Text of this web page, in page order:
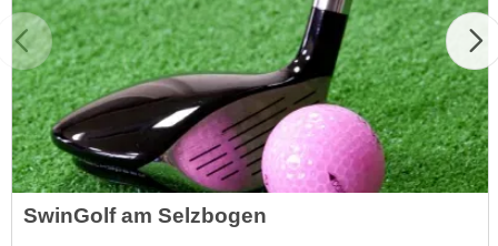
SwinGolf am Selzbogen